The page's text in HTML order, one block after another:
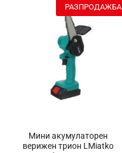
Мини акумулаторен
верижен трион LMiatko
РАЗПРОДАЖБА